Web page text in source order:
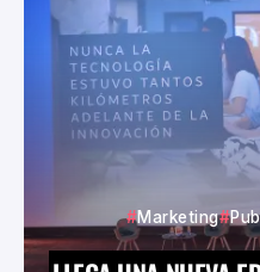
Marketing